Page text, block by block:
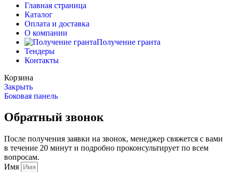
Главная страница
Каталог
Оплата и доставка
О компании
Получение гранта
Тендеры
Контакты
Корзина
Закрыть
Боковая панель
Обратный звонок
После получения заявки на звонок, менеджер свяжется с вами
в течение 20 минут и подробно проконсультирует по всем
вопросам.
Имя